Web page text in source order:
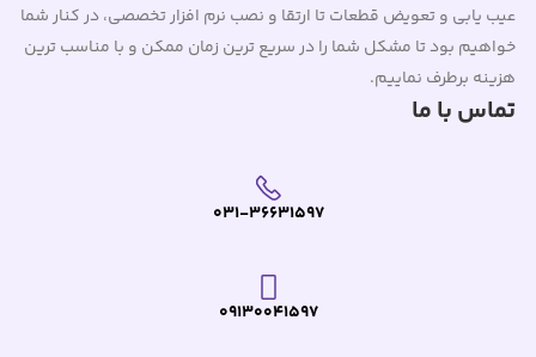
عیب یابی و تعویض قطعات تا ارتقا و نصب نرم افزار تخصصی، در کنار شما
خواهیم بود تا مشکل شما را در سریع ترین زمان ممکن و با مناسب ترین
هزینه برطرف نماییم.
تماس با ما
031-36631597
09130041597